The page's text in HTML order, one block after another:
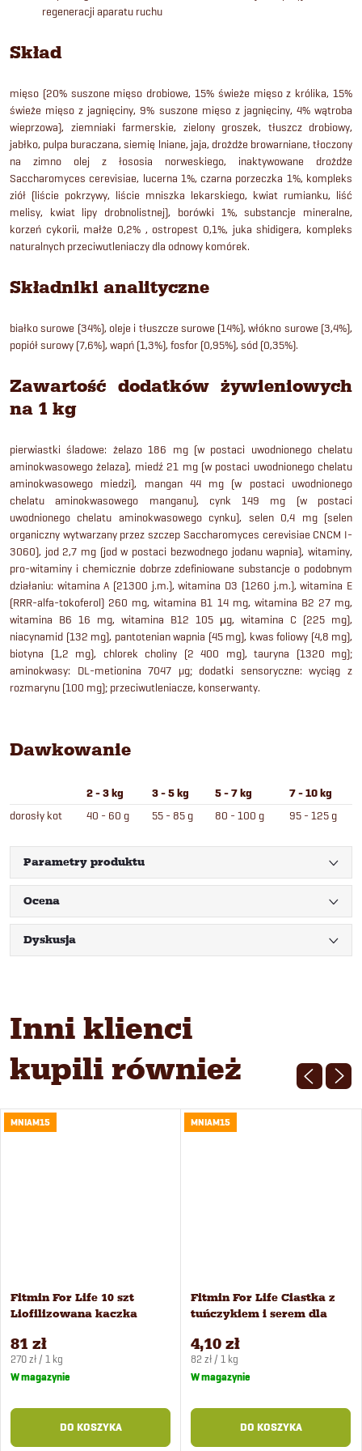
regeneracji aparatu ruchu
Skład
mięso (20% suszone mięso drobiowe, 15% świeże mięso z królika, 15%
świeże mięso z jagnięciny, 9% suszone mięso z jagnięciny, 4% wątroba
wieprzowa), ziemniaki farmerskie, zielony groszek, tłuszcz drobiowy,
jabłko, pulpa buraczana, siemię lniane, jaja, drożdże browarniane, tłoczony
na zimno olej z łososia norweskiego, inaktywowane drożdże
Saccharomyces cerevisiae, lucerna 1%, czarna porzeczka 1%, kompleks
ziół (liście pokrzywy, liście mniszka lekarskiego, kwiat rumianku, liść
melisy, kwiat lipy drobnolistnej), borówki 1%, substancje mineralne,
korzeń cykorii, małże 0,2% , ostropest 0,1%, juka shidigera, kompleks
naturalnych przeciwutleniaczy dla odnowy komórek.
Składniki analityczne
białko surowe (34%), oleje i tłuszcze surowe (14%), włókno surowe (3,4%),
popiół surowy (7,6%), wapń (1,3%), fosfor (0,95%), sód (0,35%).
Zawartość dodatków żywieniowych
na 1 kg
pierwiastki śladowe: żelazo 186 mg (w postaci uwodnionego chelatu
aminokwasowego żelaza), miedź 21 mg (w postaci uwodnionego chelatu
aminokwasowego miedzi), mangan 44 mg (w postaci uwodnionego
chelatu aminokwasowego manganu), cynk 149 mg (w postaci
uwodnionego chelatu aminokwasowego cynku), selen 0,4 mg (selen
organiczny wytwarzany przez szczep Saccharomyces cerevisiae CNCM I-
3060), jod 2,7 mg (jod w postaci bezwodnego jodanu wapnia), witaminy,
pro-witaminy i chemicznie dobrze zdefiniowane substancje o podobnym
działaniu: witamina A (21300 j.m.), witamina D3 (1260 j.m.), witamina E
(RRR-alfa-tokoferol) 260 mg, witamina B1 14 mg, witamina B2 27 mg,
witamina B6 16 mg, witamina B12 105 µg, witamina C (225 mg),
niacynamid (132 mg), pantotenian wapnia (45 mg), kwas foliowy (4,8 mg),
biotyna (1,2 mg), chlorek choliny (2 400 mg), tauryna (1320 mg);
aminokwasy: DL-metionina 7047 μg; dodatki sensoryczne: wyciąg z
rozmarynu (100 mg); przeciwutleniacze, konserwanty.
Dawkowanie
2 - 3 kg 3 - 5 kg 5 - 7 kg 7 - 10 kg
dorosły kot 40 - 60 g 55 - 85 g 80 - 100 g 95 - 125 g
Parametry produktu
Ocena
Dyskusja
Inni klienci
kupili również
MNIAM15
Fitmin For Life 10 szt
Liofilizowana kaczka
kotów
81 zł
Cena
jednostkowa:
270 zł / 1 kg
W magazynie
DO KOSZYKA
MNIAM15
Fitmin For Life Ciastka z
tuńczykiem i serem dla
4,10 zł
Cena
jednostkowa:
82 zł / 1 kg
W magazynie
DO KOSZYKA